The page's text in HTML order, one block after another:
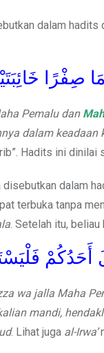
dalam hadits
صِفْرًا
Pemalu dan
dalam keadaan
Hadits ini
dalam
terbuka tanpa
. Setelah itu, beliau
أَحَدُكُمْ
wa jalla Maha
mandi,
. Lihat juga al-Irwa’